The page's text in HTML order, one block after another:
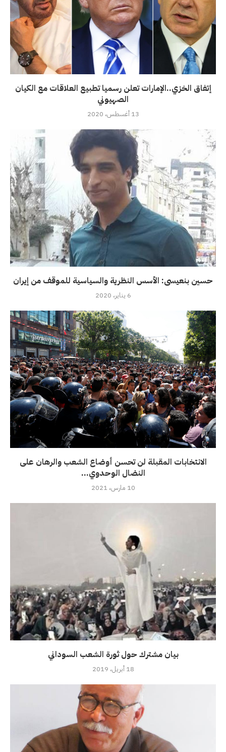
إتفاق الخزي..الإمارات تعلن رسميا تطبيع العلاقات مع الكيان
الصهيوني
13 أغسطس، 2020
حسين بنعيسى: الأسس النظرية والسياسية للموقف من إيران
6 يناير، 2020
الانتخابات المقبلة لن تحسن أوضاع الشعب والرهان على
النضال الوحدوي...
10 مارس، 2021
بيان مشترك حول ثورة الشعب السوداني
18 أبريل، 2019